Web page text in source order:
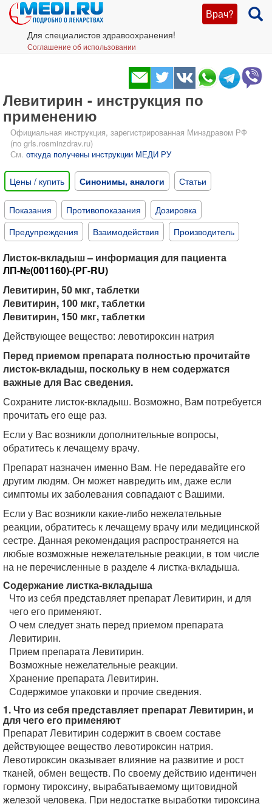
Врач?
Для специалистов здравоохранения!
Соглашение об использовании
Левитирин - инструкция по
применению
Официальная инструкция, зарегистрированная Минздравом РФ
(по grls.rosminzdrav.ru)
См. откуда получены инструкции МЕДИ РУ
Цены / купить Синонимы, аналоги Статьи
Показания Противопоказания
Дозировка
Предупреждения
Взаимодействия Производитель
Листок-вкладыш – информация для пациента
ЛП-№(001160)-(РГ-RU)
Левитирин, 50 мкг, таблетки
Левитирин, 100 мкг, таблетки
Левитирин, 150 мкг, таблетки
Действующее вещество: левотироксин натрия
Перед приемом препарата полностью прочитайте
листок-вкладыш, поскольку в нем содержатся
важные для Вас сведения.
Сохраните листок-вкладыш. Возможно, Вам потребуется
прочитать его еще раз.
Если у Вас возникли дополнительные вопросы,
обратитесь к лечащему врачу.
Препарат назначен именно Вам. Не передавайте его
другим людям. Он может навредить им, даже если
симптомы их заболевания совпадают с Вашими.
Если у Вас возникли какие-либо нежелательные
реакции, обратитесь к лечащему врачу или медицинской
сестре. Данная рекомендация распространяется на
любые возможные нежелательные реакции, в том числе
на не перечисленные в разделе 4 листка-вкладыша.
Содержание листка-вкладыша
Что из себя представляет препарат Левитирин, и для
чего его применяют.
О чем следует знать перед приемом препарата
Левитирин.
Прием препарата Левитирин.
Возможные нежелательные реакции.
Хранение препарата Левитирин.
Содержимое упаковки и прочие сведения.
1. Что из себя представляет препарат Левитирин, и
для чего его применяют
Препарат Левитирин содержит в своем составе
действующее вещество левотироксин натрия.
Левотироксин оказывает влияние на развитие и рост
тканей, обмен веществ. По своему действию идентичен
гормону тироксину, вырабатываемому щитовидной
железой человека. При недостатке выработки тироксина